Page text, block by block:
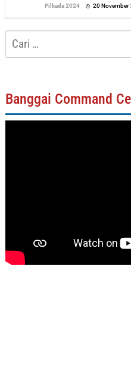
Pilkada 2024 20 November
Cari
untuk:
Banggai Command